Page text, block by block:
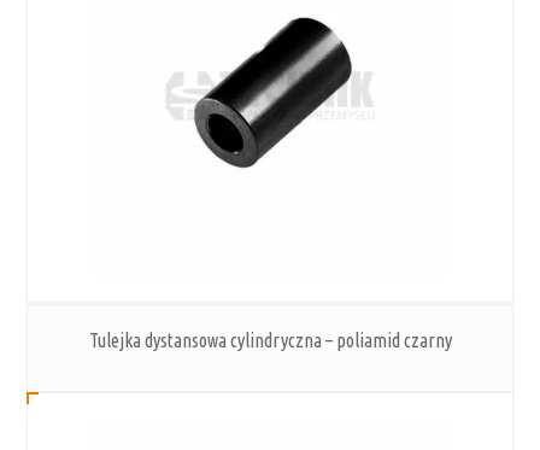
Tulejka dystansowa cylindryczna – poliamid czarny